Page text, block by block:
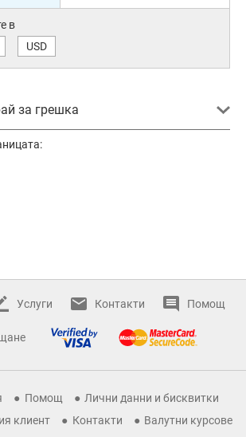
в
USD
за грешка
Услуги Контакти Помощ
Помощ
Лични данни и бисквитки
клиент
Контакти
Валутни курсове